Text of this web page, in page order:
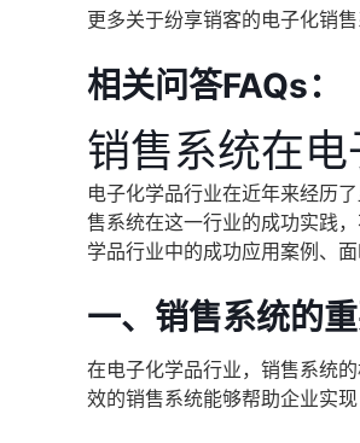
更多关于纷享销客的电子化销售
相关问答FAQs：
销售系统在
电子化学品行业在近年来经历
售系统在这一行业的成功实践
学品行业中的成功应用案例、
一、销售系统的
在电子化学品行业，销售系统
效的销售系统能够帮助企业实现